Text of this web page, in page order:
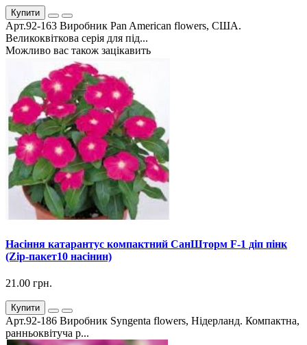
Купити
Арт.92-163 Виробник Pan American flowers, США.
Великоквіткова серія для під...
Можливо вас також зацікавить
Насіння катарантус компактний СанШторм F-1 діп пінк
(Zip-пакет10 насінин)
21.00 грн.
Купити
Арт.92-186 Виробник Syngenta flowers, Нідерланд. Компактна,
ранньоквітуча р...